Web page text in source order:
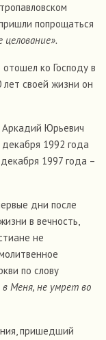
попрощаться
целование».
отошел ко Господу в
лет своей жизни он
Юрьевич
1992 года
1997 года –
дни после
в вечность,
не
по слову
Меня, не умрет во
пришедший